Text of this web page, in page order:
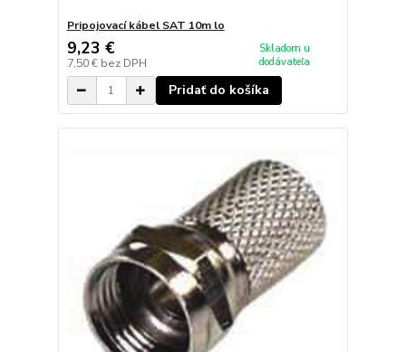
Pripojovací kábel SAT 10m lo
9,23 €
7,50 € bez DPH
Skladom u
dodávateľa
Pridať do košíka